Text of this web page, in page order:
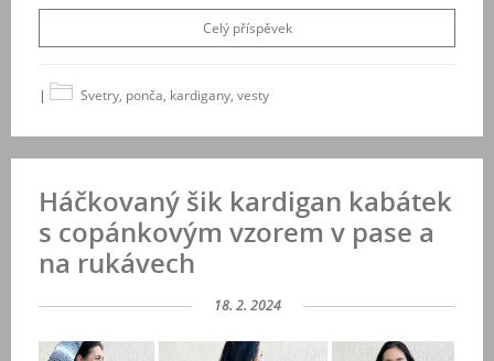
Celý příspěvek
| Svetry, ponča, kardigany, vesty
Háčkovaný šik kardigan kabátek
s copánkovým vzorem v pase a
na rukávech
18. 2. 2024